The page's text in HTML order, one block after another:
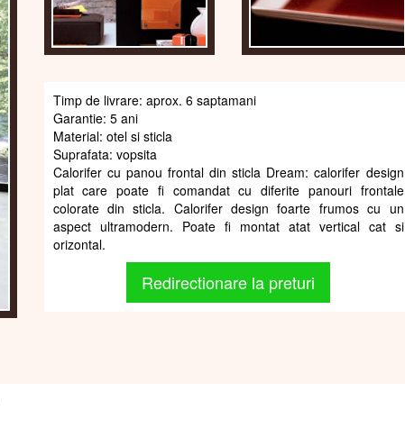
Timp de livrare: aprox. 6 saptamani
Garantie: 5 ani
Material: otel si sticla
Suprafata: vopsita
Calorifer cu panou frontal din sticla Dream: calorifer design
plat care poate fi comandat cu diferite panouri frontale
colorate din sticla. Calorifer design foarte frumos cu un
aspect ultramodern. Poate fi montat atat vertical cat si
orizontal.
Redirectionare la preturi